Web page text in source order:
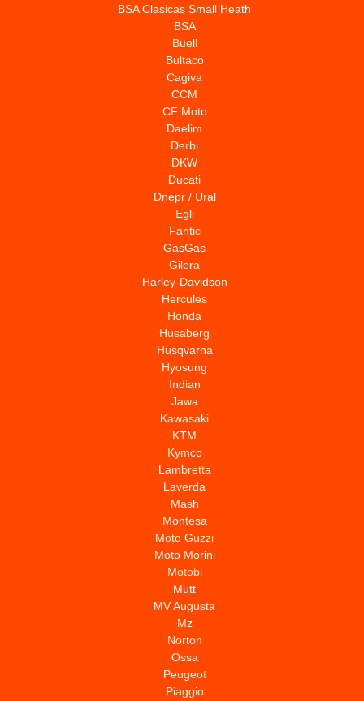
BSA Clasicas Small Heath
BSA
Buell
Bultaco
Cagiva
CCM
CF Moto
Daelim
Derbi
DKW
Ducati
Dnepr / Ural
Egli
Fantic
GasGas
Gilera
Harley-Davidson
Hercules
Honda
Husaberg
Husqvarna
Hyosung
Indian
Jawa
Kawasaki
KTM
Kymco
Lambretta
Laverda
Mash
Montesa
Moto Guzzi
Moto Morini
Motobi
Mutt
MV Augusta
Mz
Norton
Ossa
Peugeot
Piaggio